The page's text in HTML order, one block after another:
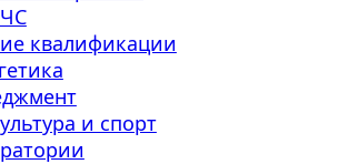
квалификации
и спорт